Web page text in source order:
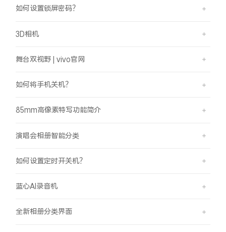
如何设置锁屏密码？
3D相机
舞台双视野 | vivo官网
如何将手机关机？
85mm高像素特写功能简介
演唱会相册智能分类
如何设置定时开关机？
蓝心AI录音机
全新相册分类界面